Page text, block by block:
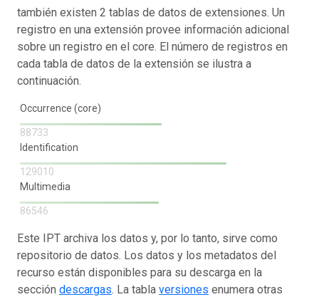
también existen 2 tablas de datos de extensiones. Un
registro en una extensión provee información adicional
sobre un registro en el core. El número de registros en
cada tabla de datos de la extensión se ilustra a
continuación.
Occurrence (core)
88733
Identification
129010
Multimedia
86546
Este IPT archiva los datos y, por lo tanto, sirve como
repositorio de datos. Los datos y los metadatos del
recurso están disponibles para su descarga en la
sección descargas. La tabla versiones enumera otras